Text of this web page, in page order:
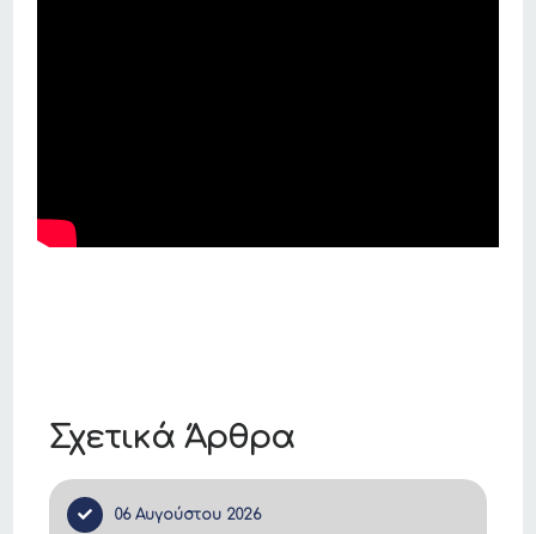
Σχετικά Άρθρα
06 Αυγούστου 2026